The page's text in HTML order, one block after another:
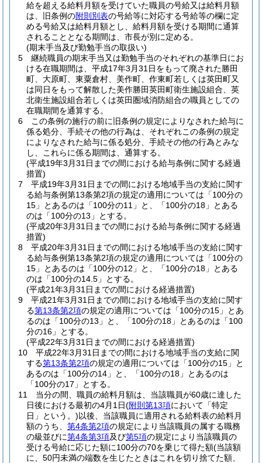
給を超える給料月額を受けていた職員の号給又は給料月額
は、旧条例の附則別表の号給等に対応する号給等の欄に定
める号給又は給料月額とし、給料月額を受ける期間に通算
されることとなる期間は、市長が別に定める。
(期末手当及び勤勉手当の取扱い)
5
継続職員の期末手当又は勤勉手当のそれぞれの基準日にお
ける在職期間は、平成17年3月31日をもって廃された勝田
町、大原町、東粟倉村、美作町、作東町若しくは英田町又
は同日をもって解散した美作勝田英田町衛生施設組合、英
北衛生施設組合若しくは英田圏域消防組合の職員としての
在職期間を通算する。
6
この条例の施行の前に旧条例の規定によりなされた給与に
係る処分、手続その他の行為は、それぞれこの条例の規定
によりなされた給与に係る処分、手続その他の行為とみな
し、これらに係る期間は、通算する。
(平成19年3月31日までの間における給与条例に関する経過
措置)
7
平成19年3月31日までの間における地域手当の支給に関す
る給与条例第13条第2項の規定の適用については「100分の
15」とあるのは「100分の11」と、「100分の18」とある
のは「100分の13」とする。
(平成20年3月31日までの間における給与条例に関する経過
措置)
8
平成20年3月31日までの間における地域手当の支給に関す
る給与条例第13条第2項の規定の適用については「100分の
15」とあるのは「100分の12」と、「100分の18」とある
のは「100分の14.5」とする。
(平成21年3月31日までの間における経過措置)
9
平成21年3月31日までの間における地域手当の支給に関す
る第13条第2項の規定の適用については「100分の15」とあ
るのは「100分の13」と、「100分の18」とあるのは「100
分の16」とする。
(平成22年3月31日までの間における経過措置)
10
平成22年3月31日までの間における地域手当の支給に関
する第13条第2項の規定の適用については「100分の15」と
あるのは「100分の14」と、「100分の18」とあるのは
「100分の17」とする。
11
当分の間、職員の給料月額は、当該職員が60歳に達した
日後における最初の4月1日(附則第13項において「特定
日」という。)以後、当該職員に適用される給料表の給料月
額のうち、 第4条第2項の規定により当該職員の属する職務
の級並びに第4条第3項及び第5項の規定により当該職員の
受ける号給に応じた額に100分の70を乗じて得た額(当該額
に、50円未満の端数を生じたときはこれを切り捨てた額、